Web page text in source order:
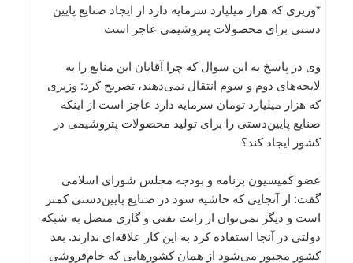
*وزیری که هزار میلیارد سرمایه دارد از ایجاد صنایع پایین
دستی برای محصولات پتروشیمی عاجز است
وی در پاسخ به این سوال که چرا آقایان این منابع را به
لایحه‌های دوم و سوم انتقال نمی‌دهند، تصریح کرد: وزیری
که هزار میلیارد تومان سرمایه دارد عاجز است از اینکه
صنایع پایین‌دستی را برای تولید محصولات پتروشیمی در
کشور ایجاد کند؟
عضو کمیسیون برنامه و بودجه مجلس شورای اسلامی
گفت: از آنجایی که حاشیه سود در صنایع پایین‌دستی کمتر
است و دیگر نمی‌توان از رانت نفتی و گازی متصل به شبکه
دولتی در آنجا استفاده کرد به این کار علاقه‌ای ندارند. بعد
کشور مجبور می‌شود از همان کشورهایی که خام‌فروشی